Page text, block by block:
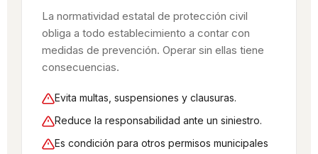
La normatividad estatal de protección civil
obliga a todo establecimiento a contar con
medidas de prevención. Operar sin ellas tiene
consecuencias.
Evita multas, suspensiones y clausuras.
Reduce la responsabilidad ante un siniestro.
Es condición para otros permisos municipales